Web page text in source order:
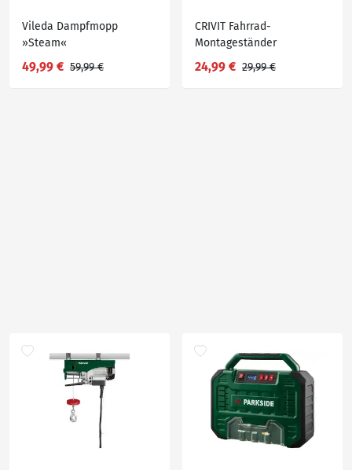
Vileda Dampfmopp
»Steam«
49,99 € 59,99 €
CRIVIT Fahrrad-
Montageständer
24,99 € 29,99 €